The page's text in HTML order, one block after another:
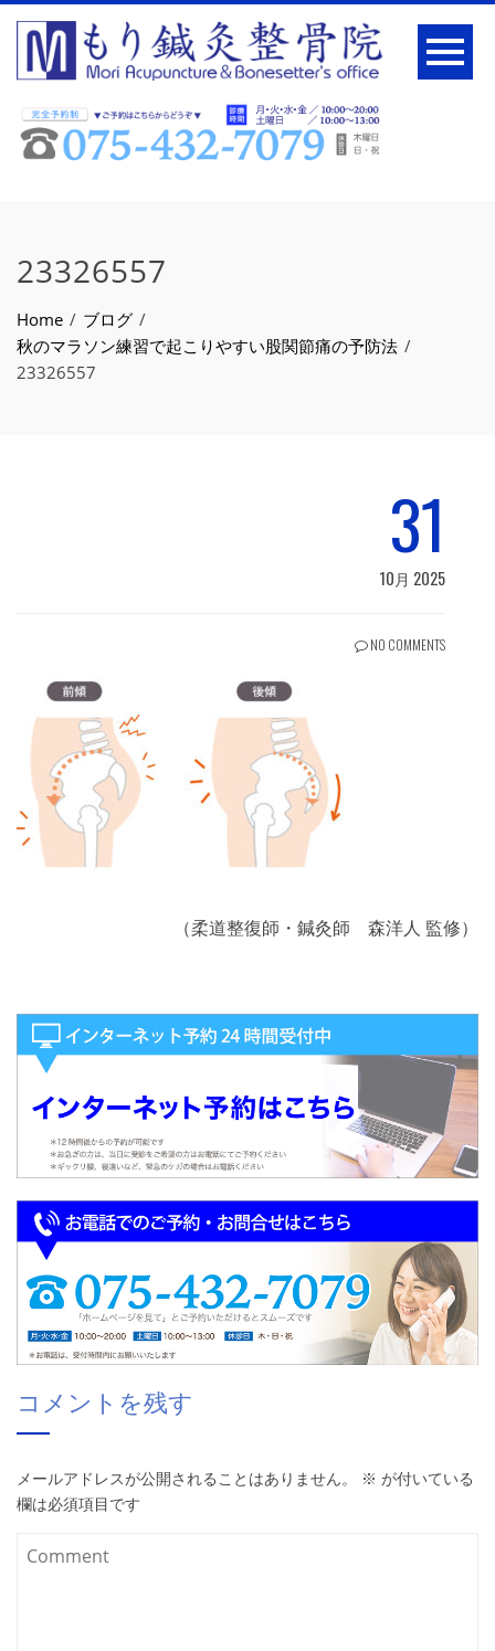
23326557
Home
ブログ
秋のマラソン練習で起こりやすい股関節痛の予防法
23326557
31
10月 2025
NO COMMENTS
（柔道整復師・鍼灸師 森洋人 監修）
コメントを残す
メールアドレスが公開されることはありません。 ※ が付いている
欄は必須項目です